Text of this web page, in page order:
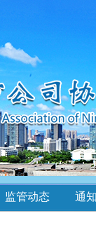
监管动态 通